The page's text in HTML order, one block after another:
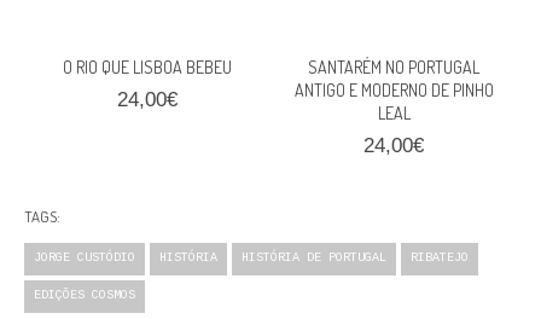
QUEM SOMOS
PROMOÇÕES
O RIO QUE LISBOA BEBEU
24,00€
SANTARÉM NO PORTUGAL
ANTIGO E MODERNO DE PINHO
LEAL
24,00€
TAGS:
JORGE CUSTÓDIO HISTÓRIA HISTÓRIA DE PORTUGAL RIBATEJO
EDIÇÕES COSMOS